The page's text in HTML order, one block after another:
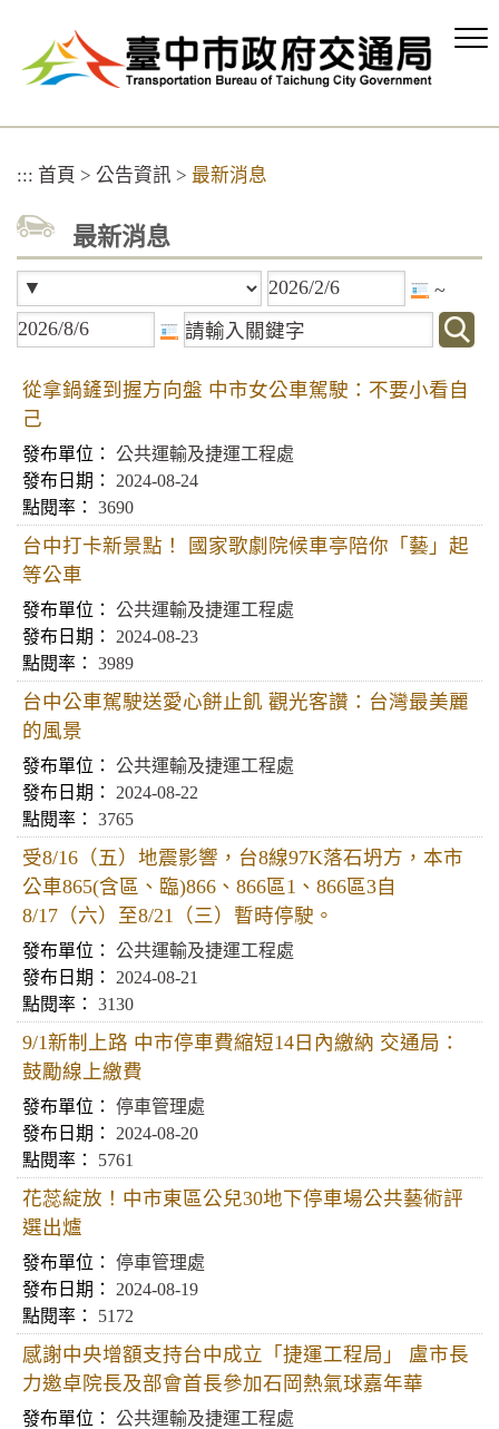
容
::: 首頁 > 公告資訊 > 最新消息
最新消息
~
從拿鍋鏟到握方向盤 中市女公車駕駛：不要小看自
己
公共運輸及捷運工程處
2024-08-24
3690
台中打卡新景點！ 國家歌劇院候車亭陪你「藝」起
等公車
公共運輸及捷運工程處
2024-08-23
3989
台中公車駕駛送愛心餅止飢 觀光客讚：台灣最美麗
的風景
公共運輸及捷運工程處
2024-08-22
3765
受8/16（五）地震影響，台8線97K落石坍方，本市
公車865(含區、臨)866、866區1、866區3自
8/17（六）至8/21（三）暫時停駛。
公共運輸及捷運工程處
2024-08-21
3130
9/1新制上路 中市停車費縮短14日內繳納 交通局：
鼓勵線上繳費
停車管理處
2024-08-20
5761
花蕊綻放！中市東區公兒30地下停車場公共藝術評
選出爐
停車管理處
2024-08-19
5172
感謝中央增額支持台中成立「捷運工程局」 盧市長
力邀卓院長及部會首長參加石岡熱氣球嘉年華
公共運輸及捷運工程處